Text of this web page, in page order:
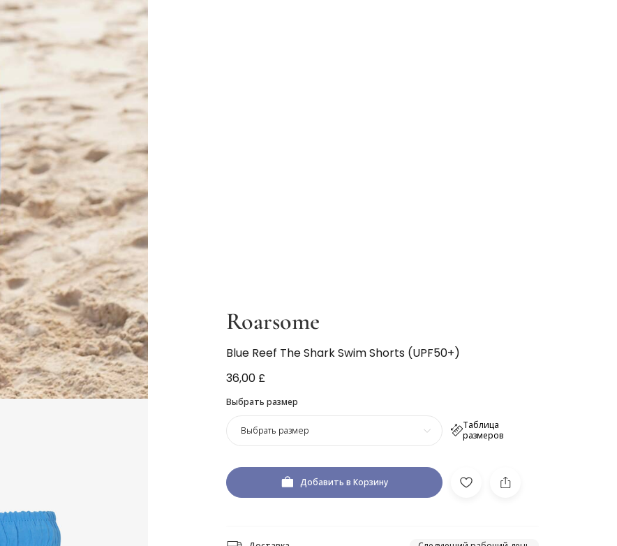
Roarsome
Blue Reef The Shark Swim Shorts (UPF50+)
36,00 £
Выбрать размер
Таблица
размеров
Выбрать размер
Добавить в Корзину